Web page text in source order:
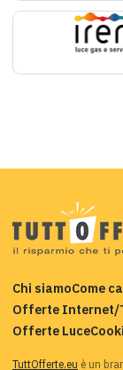
Chi siamoCome
Offerte Internet/
Offerte Luce
TuttOfferte.eu è un